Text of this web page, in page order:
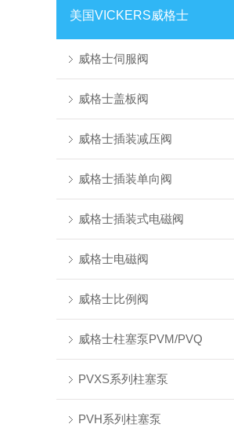
美国VICKERS威格士
威格士伺服阀
威格士盖板阀
威格士插装减压阀
威格士插装单向阀
威格士插装式电磁阀
威格士电磁阀
威格士比例阀
威格士柱塞泵PVM/PVQ
PVXS系列柱塞泵
PVH系列柱塞泵